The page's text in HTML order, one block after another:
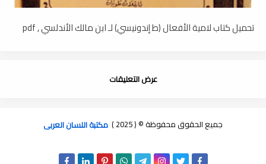
تحميل كتاب لامية الأفعال (ط إندونيسي) لـ ابن مالك الأندلسي , pdf
عرض التعليقات
جميع الحقوق محفوظة © ( 2025 ) مكتبة اللسان العربى